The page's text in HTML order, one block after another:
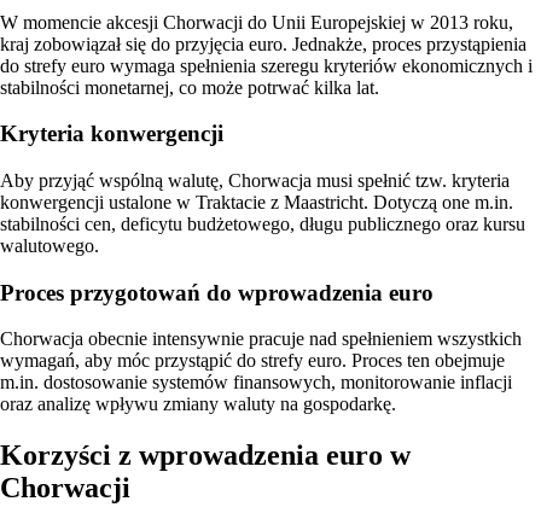
W momencie akcesji Chorwacji do Unii Europejskiej w 2013 roku,
kraj zobowiązał się do przyjęcia euro. Jednakże, proces przystąpienia
do strefy euro wymaga spełnienia szeregu kryteriów ekonomicznych i
stabilności monetarnej, co może potrwać kilka lat.
Kryteria konwergencji
Aby przyjąć wspólną walutę, Chorwacja musi spełnić tzw. kryteria
konwergencji ustalone w Traktacie z Maastricht. Dotyczą one m.in.
stabilności cen, deficytu budżetowego, długu publicznego oraz kursu
walutowego.
Proces przygotowań do wprowadzenia euro
Chorwacja obecnie intensywnie pracuje nad spełnieniem wszystkich
wymagań, aby móc przystąpić do strefy euro. Proces ten obejmuje
m.in. dostosowanie systemów finansowych, monitorowanie inflacji
oraz analizę wpływu zmiany waluty na gospodarkę.
Korzyści z wprowadzenia euro w
Chorwacji